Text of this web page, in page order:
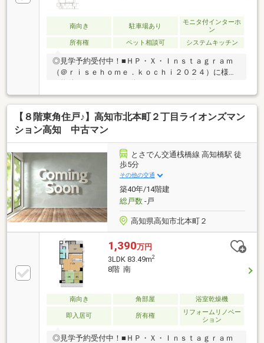
南向き 駐車場あり
モニタ付インターホ
ン
所有権
ペット相談可 システムキッチン
◎見学予約受付中！■ＨＰ・Ｘ・Ｉｎｓｔａｇｒａｍ
（＠ｒｉｓｅｈｏｍｅ．ｋｏｃｈｉ２０２４）に様々
^*)・圧倒的な眺望と開放感が手に入る14階。陽当り・
通風も良好です・周辺にはコンビニやダイソーも揃
い、仕事帰りのお買い物もスムーズです◎・不在時に
便利な宅配ボックス完備・駐輪場やバイク置き場もあ
い・オートロックやエレベーター完備でセキュリティ
面も安心です【周辺環境】・高知市立小高坂小学校
徒歩8分（582ｍ）・高知市立城北中学校 徒歩5分
（373ｍ）
【８階東角住戸♪】高知市北本町２丁目ライオンズマン
ション高知 中古マン
とさでん交通桟橋線 高知橋駅 徒
歩5分
その他の交通
築40年/14階建
総戸数-戸
高知県高知市北本町２
1,390万円
3LDK 83.49m2
8階 南
南向き 角部屋 浴室乾燥機
即入居可 所有権
リフォームリノベー
ション
◎見学予約受付中！■ＨＰ・Ｘ・Ｉｎｓｔａｇｒａｍ